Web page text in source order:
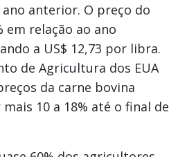
anterior. O preço do
em relação ao ano
a US$ 12,73 por libra.
de Agricultura dos EUA
da carne bovina
10 a 18% até o final de